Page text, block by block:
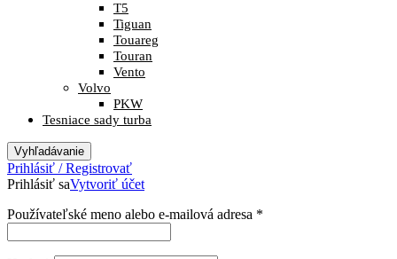
T5
Tiguan
Touareg
Touran
Vento
Volvo
PKW
Tesniace sady turba
Vyhľadávanie
Prihlásiť / Registrovať
Prihlásiť saVytvoriť účet
Používateľské meno alebo e-mailová adresa *